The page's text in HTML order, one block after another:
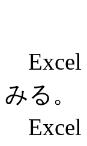
Excel
みる。
Excel